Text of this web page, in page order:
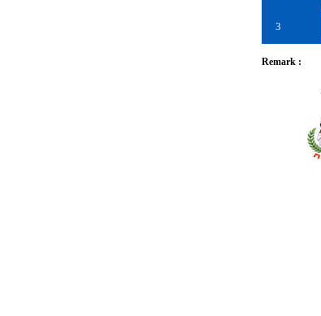
3
Remark :